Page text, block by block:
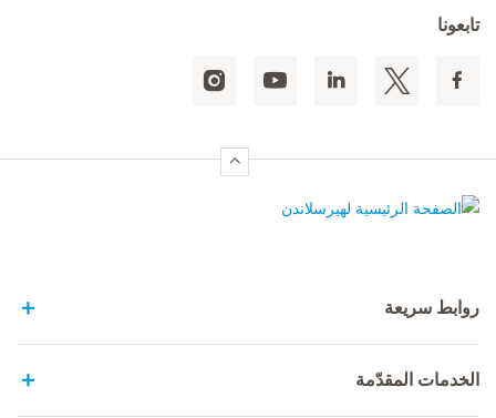
تابعونا
روابط سريعة
الخدمات المقدّمة